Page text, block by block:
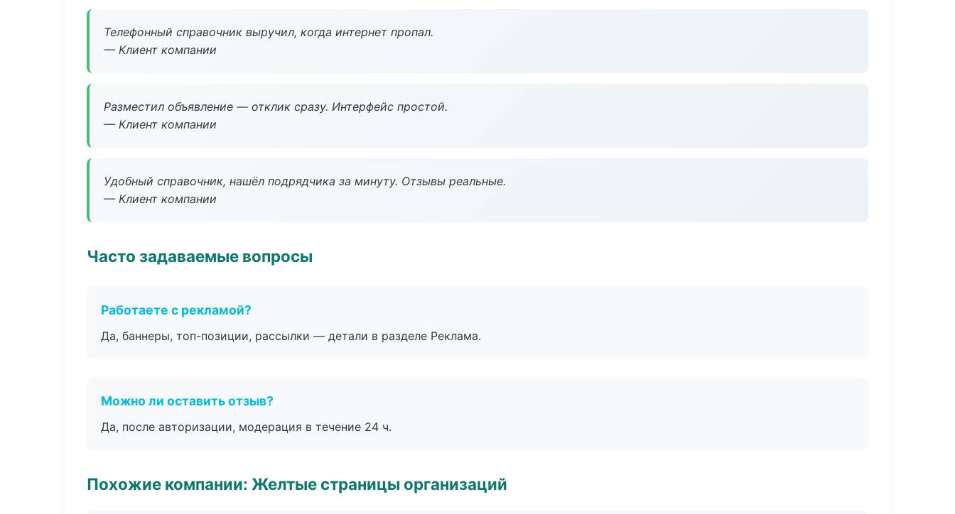
Телефонный справочник выручил, когда интернет пропал.
— Клиент компании
Разместил объявление — отклик сразу. Интерфейс простой.
— Клиент компании
Удобный справочник, нашёл подрядчика за минуту. Отзывы реальные.
— Клиент компании
Часто задаваемые вопросы
Работаете с рекламой?
Да, баннеры, топ-позиции, рассылки — детали в разделе Реклама.
Можно ли оставить отзыв?
Да, после авторизации, модерация в течение 24 ч.
Похожие компании: Желтые страницы организаций